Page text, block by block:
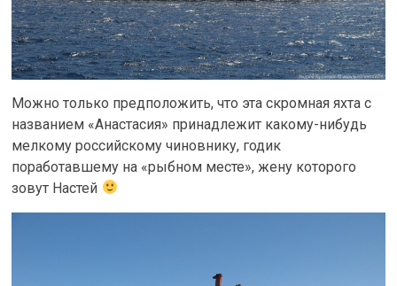
Можно только предположить, что эта скромная яхта с
названием «Анастасия» принадлежит какому-нибудь
мелкому российскому чиновнику, годик
поработавшему на «рыбном месте», жену которого
зовут Настей